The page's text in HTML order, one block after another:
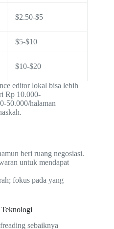
$2.50-$5
$5-$10
$10-$20
editor lokal bisa lebih
Rp 10.000-
50.000/halaman
beri ruang negosiasi.
untuk mendapat
fokus pada yang
sebaiknya